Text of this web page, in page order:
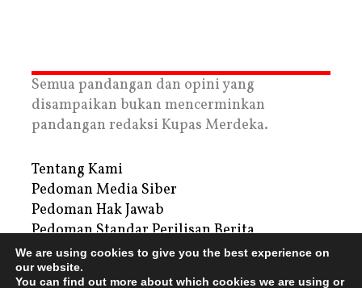
Semua pandangan dan opini yang
disampaikan bukan mencerminkan
pandangan redaksi Kupas Merdeka.
Tentang Kami
Pedoman Media Siber
Pedoman Hak Jawab
Pedoman Standar Perilisan Berita
Privacy Policy
Periklanan
We are using cookies to give you the best experience on
our website.
You can find out more about which cookies we are using or